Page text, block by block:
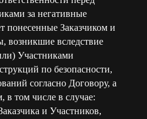
за негативные
понесенные Заказчиком и
возникшие вследствие
Участниками
по безопасности,
согласно Договору, а
том числе в случае:
и Участников,